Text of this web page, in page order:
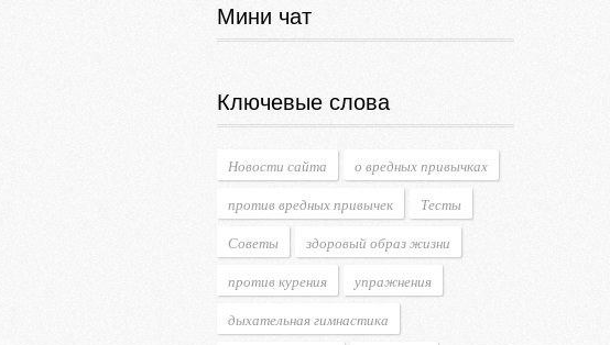
Мини чат
Ключевые слова
Новости сайта
о вредных привычках
против вредных привычек
Тесты
Советы
здоровый образ жизни
против курения
упражнения
дыхательная гимнастика